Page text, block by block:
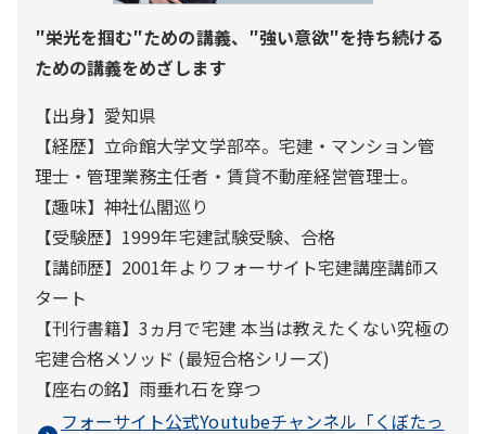
″栄光を掴む″ための講義、″強い意欲″を持ち続ける
ための講義をめざします
【出身】愛知県
【経歴】立命館大学文学部卒。宅建・マンション管
理士・管理業務主任者・賃貸不動産経営管理士。
【趣味】神社仏閣巡り
【受験歴】1999年宅建試験受験、合格
【講師歴】2001年よりフォーサイト宅建講座講師ス
タート
【刊行書籍】3ヵ月で宅建 本当は教えたくない究極の
宅建合格メソッド (最短合格シリーズ)
【座右の銘】雨垂れ石を穿つ
フォーサイト公式Youtubeチャンネル「くぼたっ